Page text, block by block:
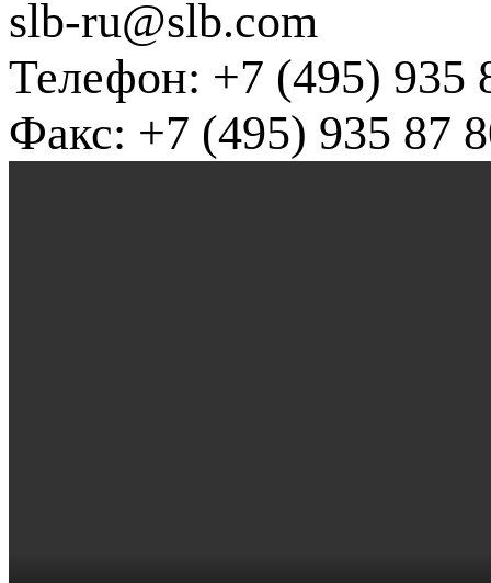
slb-ru@slb.com
Телефон: +7 (495) 935
Факс: +7 (495) 935 87